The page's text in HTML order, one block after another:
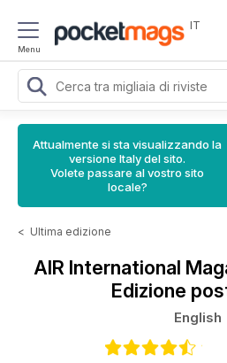
Menu
IT
Attualmente si sta visualizzando la
versione Italy del sito.
Volete passare al vostro sito
locale?
< Ultima edizione
AIR International
Edizione
English